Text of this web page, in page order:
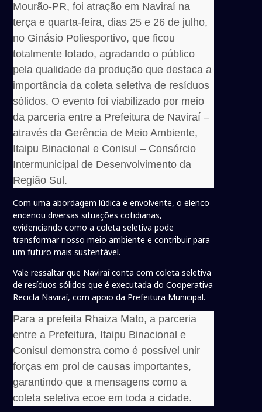
Mourão-PR, foi atração em Naviraí na
terça e quarta-feira, dias 25 e 26 de julho,
no Ginásio Poliesportivo, que ficou
totalmente lotado, agradando o público
pela qualidade da produção que destaca a
importância da coleta seletiva de resíduos
sólidos. O evento foi viabilizado por meio
da parceria entre a Prefeitura de Naviraí –
através da Gerência de Meio Ambiente,
Itaipu Binacional e Conisul – Consórcio
Intermunicipal de Desenvolvimento da
Região Sul.
Com uma abordagem lúdica e envolvente, o elenco
encenou diversas situações cotidianas,
evidenciando como a coleta seletiva pode
transformar nosso meio ambiente e contribuir para
um futuro mais sustentável.
Vale ressaltar que Naviraí conta com coleta seletiva
de resíduos sólidos que é executada do Cooperativa
Recicla Naviraí, com apoio da Prefeitura Municipal.
Para a prefeita Rhaiza Mato, a parceria
entre a Prefeitura, Itaipu Binacional e
Conisul demonstra como é possível unir
forças em prol de causas importantes,
garantindo que a mensagens como a
coleta seletiva ecoe em toda a cidade.